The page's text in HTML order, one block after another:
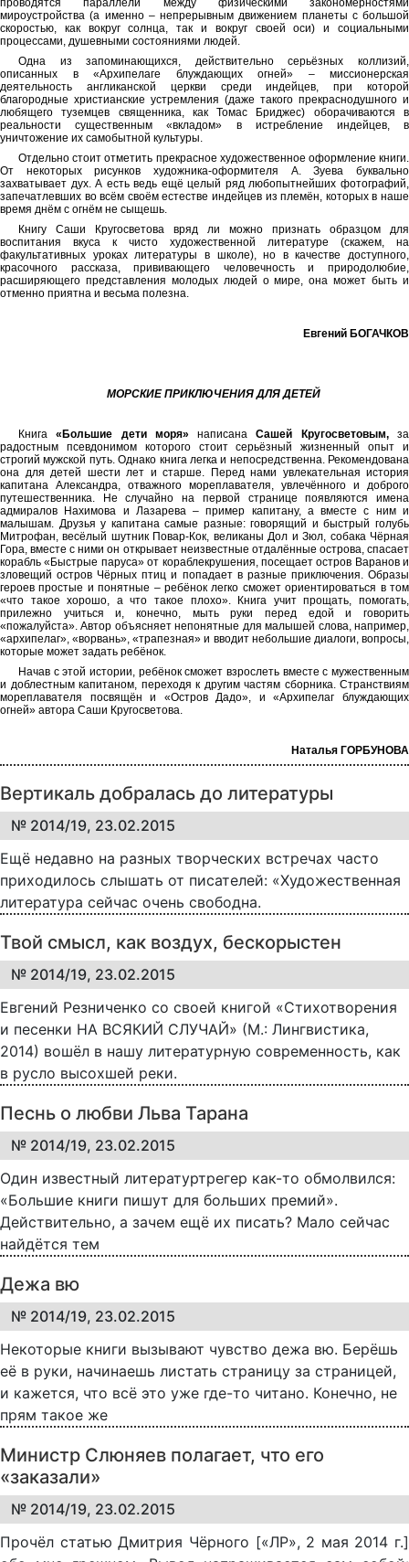
проводятся параллели между физическими закономерностями
мироустройства (а именно – непрерывным движением планеты с большой
скоростью, как вокруг солнца, так и вокруг своей оси) и социальными
процессами, душевными состояниями людей.
Одна из запоминающихся, действительно серьёзных коллизий,
описанных в «Архипелаге блуждающих огней» – миссионерская
деятельность англиканской церкви среди индейцев, при которой
благородные христианские устремления (даже такого прекраснодушного и
любящего туземцев священника, как Томас Бриджес) оборачиваются в
реальности существенным «вкладом» в истребление индейцев, в
уничтожение их самобытной культуры.
Отдельно стоит отметить прекрасное художественное оформление книги.
От некоторых рисунков художника-оформителя А. Зуева буквально
захватывает дух. А есть ведь ещё целый ряд любопытнейших фотографий,
запечатлевших во всём своём естестве индейцев из племён, которых в наше
время днём с огнём не сыщешь.
Книгу Саши Кругосветова вряд ли можно признать образцом для
воспитания вкуса к чисто художественной литературе (скажем, на
факультативных уроках литературы в школе), но в качестве доступного,
красочного рассказа, прививающего человечность и природолюбие,
расширяющего представления молодых людей о мире, она может быть и
отменно приятна и весьма полезна.
Евгений БОГАЧКОВ
МОРСКИЕ ПРИКЛЮЧЕНИЯ ДЛЯ ДЕТЕЙ
Книга«Большие дети моря» написанаСашей Кругосветовым,за
радостным псевдонимом которого стоит серьёзный жизненный опыт и
строгий мужской путь. Однако книга легка и непосредственна. Рекомендована
она для детей шести лет и старше. Перед нами увлекательная история
капитана Александра, отважного мореплавателя, увлечённого и доброго
путешественника. Не случайно на первой странице появляются имена
адмиралов Нахимова и Лазарева – пример капитану, а вместе с ним и
малышам. Друзья у капитана самые разные: говорящий и быстрый голубь
Митрофан, весёлый шутник Повар-Кок, великаны Дол и Зюл, собака Чёрная
Гора, вместе с ними он открывает неизвестные отдалённые острова, спасает
корабль «Быстрые паруса» от кораблекрушения, посещает остров Варанов и
зловещий остров Чёрных птиц и попадает в разные приключения. Образы
героев простые и понятные – ребёнок легко сможет ориентироваться в том
«что такое хорошо, а что такое плохо». Книга учит прощать, помогать,
прилежно учиться и, конечно, мыть руки перед едой и говорить
«пожалуйста». Автор объясняет непонятные для малышей слова, например,
«архипелаг», «ворвань», «трапезная» и вводит небольшие диалоги, вопросы,
которые может задать ребёнок.
Начав с этой истории, ребёнок сможет взрослеть вместе с мужественным
и доблестным капитаном, переходя к другим частям сборника. Странствиям
мореплавателя посвящён и «Остров Дадо», и «Архипелаг блуждающих
огней» автора Саши Кругосветова.
Наталья ГОРБУНОВА
Вертикаль добралась до литературы
№ 2014/19, 23.02.2015
Ещё недавно на разных творческих встречах часто
приходилось слышать от писателей: «Художественная
литература сейчас очень свободна.
Твой смысл, как воздух, бескорыстен
№ 2014/19, 23.02.2015
Евгений Резниченко со своей книгой «Стихотворения
и песенки НА ВСЯКИЙ СЛУЧАЙ» (М.: Лингвистика,
2014) вошёл в нашу литературную современность, как
в русло высохшей реки.
Песнь о любви Льва Тарана
№ 2014/19, 23.02.2015
Один известный литературтрегер как-то обмолвился:
«Большие книги пишут для больших премий».
Действительно, а зачем ещё их писать? Мало сейчас
найдётся тем
Дежа вю
№ 2014/19, 23.02.2015
Некоторые книги вызывают чувство дежа вю. Берёшь
её в руки, начинаешь листать страницу за страницей,
и кажется, что всё это уже где-то читано. Конечно, не
прям такое же
Министр Слюняев полагает, что его
«заказали»
№ 2014/19, 23.02.2015
Прочёл статью Дмитрия Чёрного [«ЛР», 2 мая 2014 г.]